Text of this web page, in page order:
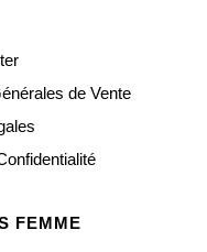
de Vente
FEMME